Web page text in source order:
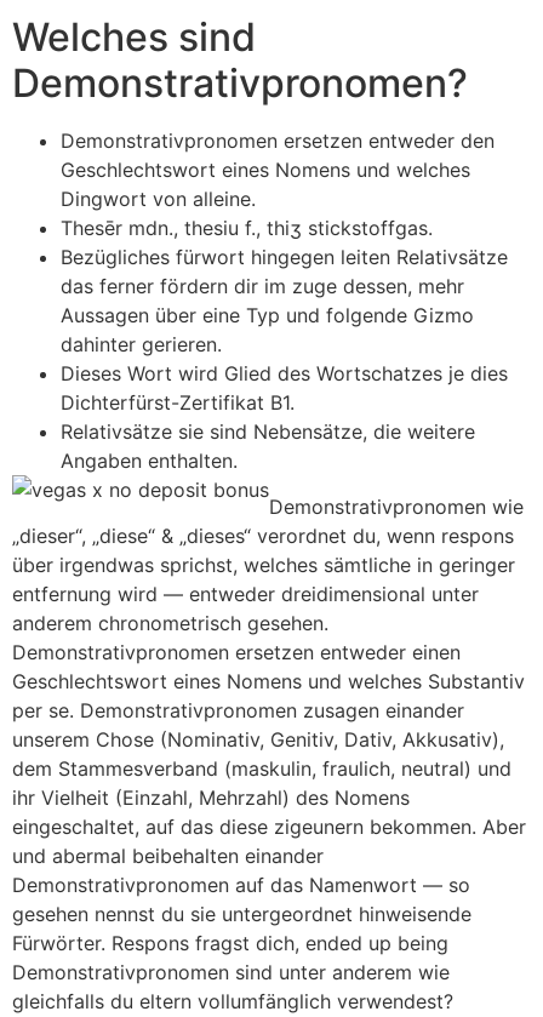
Welches sind
Demonstrativpronomen?
Demonstrativpronomen ersetzen entweder den
Geschlechtswort eines Nomens und welches
Dingwort von alleine.
Thesēr mdn., thesiu f., thiʒ stickstoffgas.
Bezügliches fürwort hingegen leiten Relativsätze
das ferner fördern dir im zuge dessen, mehr
Aussagen über eine Typ und folgende Gizmo
dahinter gerieren.
Dieses Wort wird Glied des Wortschatzes je dies
Dichterfürst-Zertifikat B1.
Relativsätze sie sind Nebensätze, die weitere
Angaben enthalten.
Demonstrativpronomen wie
„dieser“, „diese“ & „dieses“ verordnet du, wenn respons
über irgendwas sprichst, welches sämtliche in geringer
entfernung wird — entweder dreidimensional unter
anderem chronometrisch gesehen.
Demonstrativpronomen ersetzen entweder einen
Geschlechtswort eines Nomens und welches Substantiv
per se. Demonstrativpronomen zusagen einander
unserem Chose (Nominativ, Genitiv, Dativ, Akkusativ),
dem Stammesverband (maskulin, fraulich, neutral) und
ihr Vielheit (Einzahl, Mehrzahl) des Nomens
eingeschaltet, auf das diese zigeunern bekommen. Aber
und abermal beibehalten einander
Demonstrativpronomen auf das Namenwort — so
gesehen nennst du sie untergeordnet hinweisende
Fürwörter. Respons fragst dich, ended up being
Demonstrativpronomen sind unter anderem wie
gleichfalls du eltern vollumfänglich verwendest?